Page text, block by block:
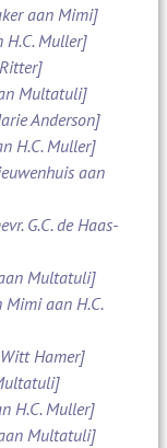
aan Mimi]
Muller]
Multatuli]
Anderson]
H.C. Muller]
aan
G.C. de Haas-
Multatuli]
aan H.C.
Hamer]
H.C. Muller]
Multatuli]